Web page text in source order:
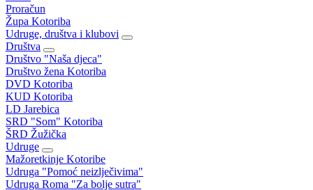
Proračun
Župa Kotoriba
Udruge, društva i klubovi
Društva
Društvo "Naša djeca"
Društvo žena Kotoriba
DVD Kotoriba
KUD Kotoriba
LD Jarebica
SRD "Som" Kotoriba
ŠRD Žužička
Udruge
Mažoretkinje Kotoribe
Udruga "Pomoć neizlječivima"
Udruga Roma "Za bolje sutra"